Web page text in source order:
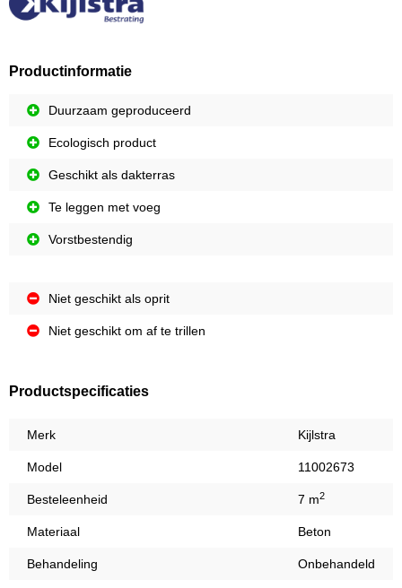
Productinformatie
Duurzaam geproduceerd
Ecologisch product
Geschikt als dakterras
Te leggen met voeg
Vorstbestendig
Niet geschikt als oprit
Niet geschikt om af te trillen
Productspecificaties
Merk Kijlstra
Model 11002673
Besteleenheid 7 m2
Materiaal Beton
Behandeling Onbehandeld